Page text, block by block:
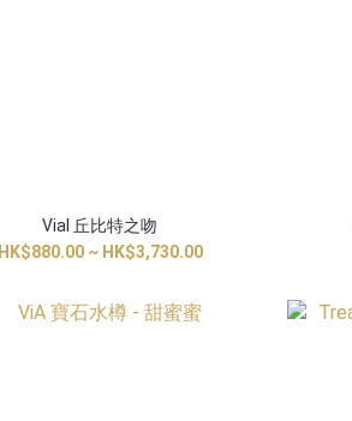
Vial 丘比特之吻
HK$880.00 ~ HK$3,730.00